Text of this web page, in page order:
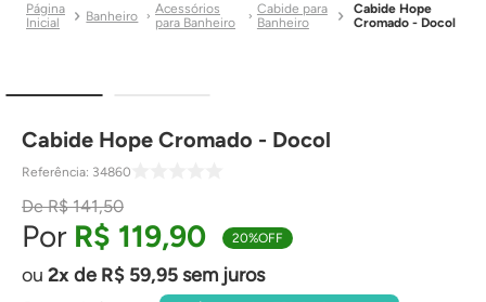
Banheiro
Acessórios
para Banheiro
Cabide para
Banheiro
Cabide Hope
Cromado - Docol
Cabide Hope Cromado - Docol
Referência: 34860
R$ 141,50
R$ 119,90 20%OFF
2 de R$ 59,95sem juros